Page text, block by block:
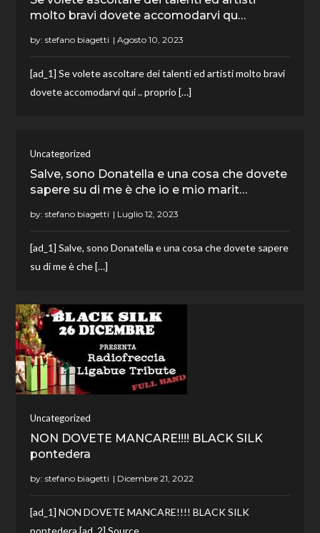
molto bravi dovete accomodarvi qu…
by:stefano biagetti
[ad_1] Se volete ascoltare dei talenti ed artisti molto bravi
dovete accomodarvi qui .. proprio […]
Uncategorized
Salve, sono Donatella e una cosa che dovete
sapere su di me è che io e mio marit…
by:stefano biagetti
[ad_1] Salve, sono Donatella e una cosa che dovete sapere
su di me è che […]
Uncategorized
NON DOVETE MANCARE!!!! BLACK SILK
pontedera
by:stefano biagetti
[ad_1] NON DOVETE MANCARE!!!! BLACK SILK
pontedera [ad_2] Source